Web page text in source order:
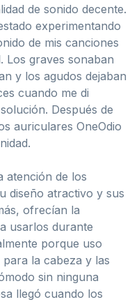
de sonido decente.
experimentando
de mis canciones
Los graves sonaban
y los agudos dejaban
cuando me di
Después de
auriculares OneOdio
atención de los
diseño atractivo y sus
ofrecían la
usarlos durante
porque uso
para la cabeza y las
sin ninguna
llegó cuando los